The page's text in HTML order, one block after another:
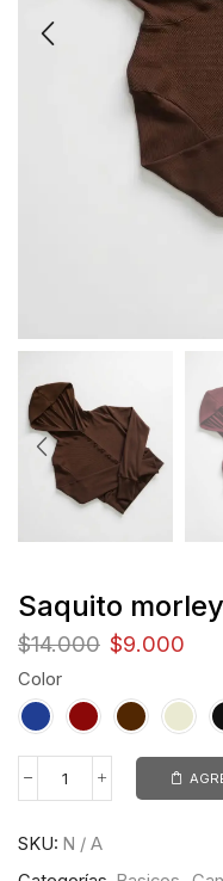
Saquito
$14.000 $9.000
Color
SKU: N / A